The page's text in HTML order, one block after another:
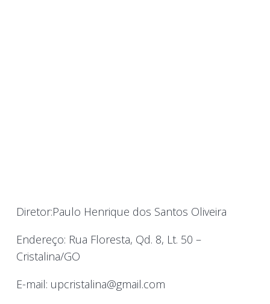
Diretor:Paulo Henrique dos Santos Oliveira
Endereço: Rua Floresta, Qd. 8, Lt. 50 –
Cristalina/GO
E-mail: upcristalina@gmail.com